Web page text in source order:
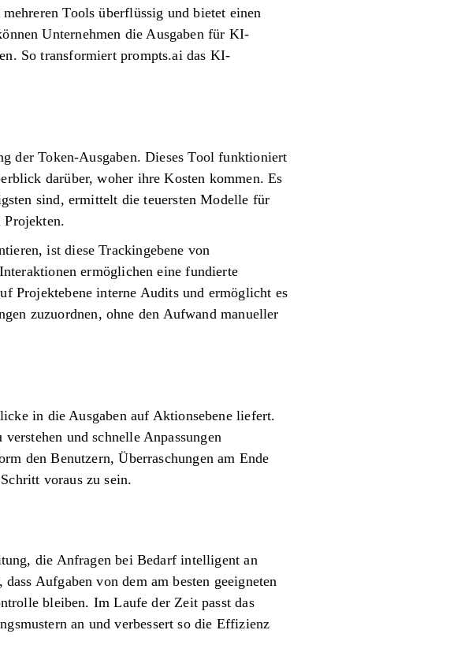
Tools überflüssig und bietet einen
Unternehmen die Ausgaben für KI-
So transformiert prompts.ai das KI-
der Token-Ausgaben. Dieses Tool funktioniert
darüber, woher ihre Kosten kommen. Es
sind, ermittelt die teuersten Modelle für
Projekten.
ist diese Trackingebene von
ermöglichen eine fundierte
Projektebene interne Audits und ermöglicht es
zuzuordnen, ohne den Aufwand manueller
in die Ausgaben auf Aktionsebene liefert.
und schnelle Anpassungen
den Benutzern, Überraschungen am Ende
voraus zu sein.
die Anfragen bei Bedarf intelligent an
Aufgaben von dem am besten geeigneten
bleiben. Im Laufe der Zeit passt das
an und verbessert so die Effizienz